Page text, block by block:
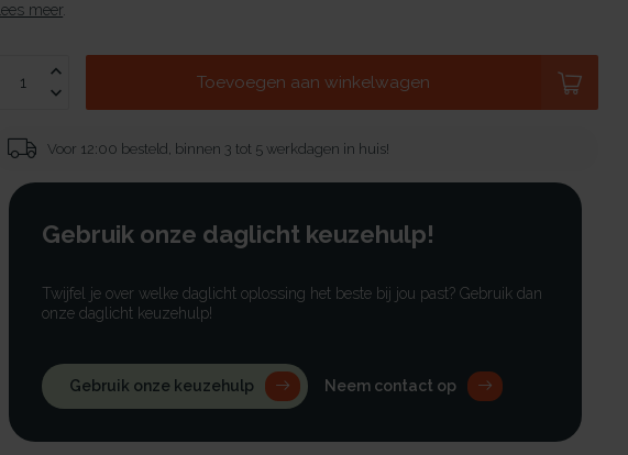
Lees meer.
Toevoegen aan winkelwagen
Voor 12:00 besteld, binnen 3 tot 5 werkdagen in huis!
Gebruik onze daglicht keuzehulp!
Twijfel je over welke daglicht oplossing het beste bij jou past? Gebruik dan
onze daglicht keuzehulp!
Gebruik onze keuzehulp Neem contact op